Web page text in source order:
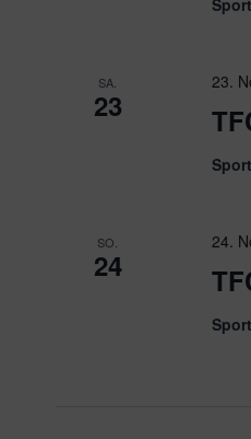
SA.
23
23.
SO.
24
24.